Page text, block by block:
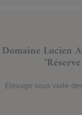
Domaine Lucien
Élevage sous voile